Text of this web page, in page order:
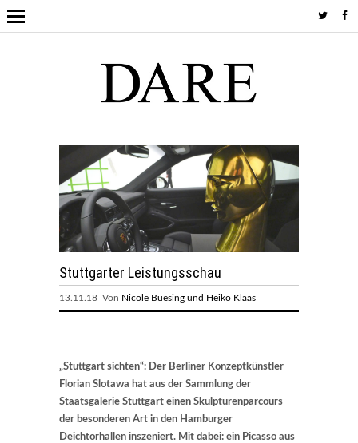
Stuttgarter Leistungsschau
13.11.18 Von Nicole Buesing und Heiko Klaas
„Stuttgart sichten“: Der Berliner Konzeptkünstler
Florian Slotawa hat aus der Sammlung der
Staatsgalerie Stuttgart einen Skulpturenparcours
der besonderen Art in den Hamburger
Deichtorhallen inszeniert. Mit dabei: ein Picasso aus